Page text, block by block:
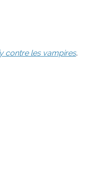
contre les vampires,